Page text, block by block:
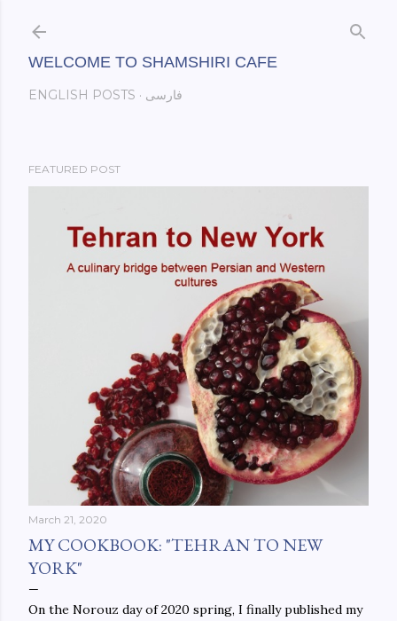
WELCOME TO SHAMSHIRI CAFE
ENGLISH POSTS فارسی
FEATURED POST
March 21, 2020
MY COOKBOOK: "TEHRAN TO NEW
YORK"
On the Norouz day of 2020 spring, I finally published my